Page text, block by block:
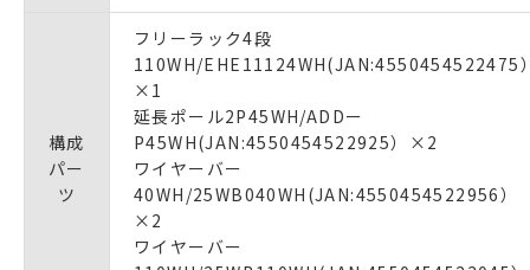
構成
パー
ツ
フリーラック4段
110WH/EHE11124WH(JAN:4550454522475
×1
延長ポール2P45WH/ADDー
P45WH(JAN:4550454522925）×2
ワイヤーバー
40WH/25WB040WH(JAN:4550454522956）
×2
ワイヤーバー